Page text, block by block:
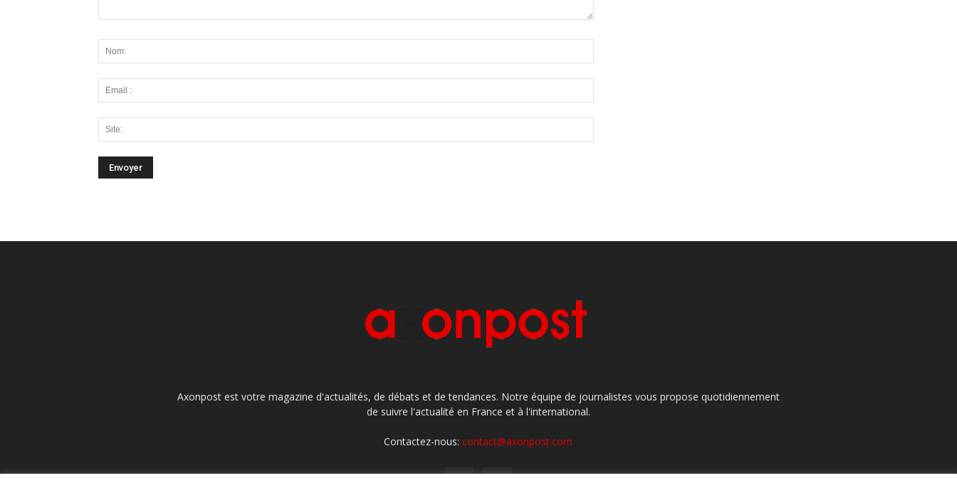
Axonpost est votre magazine d'actualités, de débats et de tendances. Notre équipe de journalistes vous propose quotidiennement
de suivre l'actualité en France et à l'international.
Contactez-nous:contact@axonpost.com